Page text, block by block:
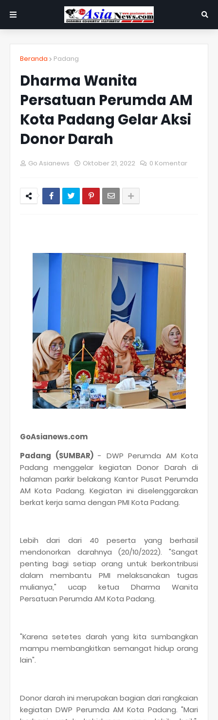
Beranda Padang
Dharma Wanita
Persatuan Perumda AM
Kota Padang Gelar Aksi
Donor Darah
Go Asianews Oktober 21, 2022 0 Komentar
GoAsianews.com
Padang (SUMBAR)- DWP Perumda AM Kota
Padang menggelar kegiatan Donor Darah di
halaman parkir belakang Kantor Pusat Perumda
AM Kota Padang. Kegiatan ini diselenggarakan
berkat kerja sama dengan PMI Kota Padang.
Lebih dari dari 40 peserta yang berhasil
mendonorkan darahnya (20/10/2022). "Sangat
penting bagi setiap orang untuk berkontribusi
dalam membantu PMI melaksanakan tugas
mulianya," ucap ketua Dharma Wanita
Persatuan Perumda AM Kota Padang.
"Karena setetes darah yang kita sumbangkan
mampu membangkitkan semangat hidup orang
lain".
Donor darah ini merupakan bagian dari rangkaian
kegiatan DWP Perumda AM Kota Padang. "Mari